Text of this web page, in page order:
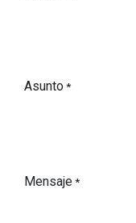
Asunto*
Mensaje*